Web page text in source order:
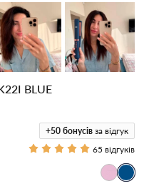
BLUE
+50 бонусів за відгук
65 відгуків